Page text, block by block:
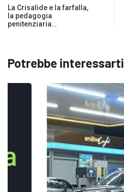
La Crisalide e la farfalla,
la pedagogia
penitenziaria…
Potrebbe interessarti